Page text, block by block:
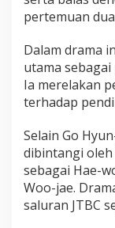
pertemuan
Dalam drama
utama sebagai
Ia merelakan
terhadap
Selain Go
dibintangi
sebagai Hae-
Woo-jae.
saluran JTBC